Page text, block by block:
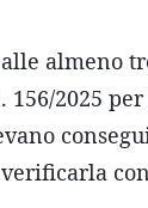
almeno
156/2025